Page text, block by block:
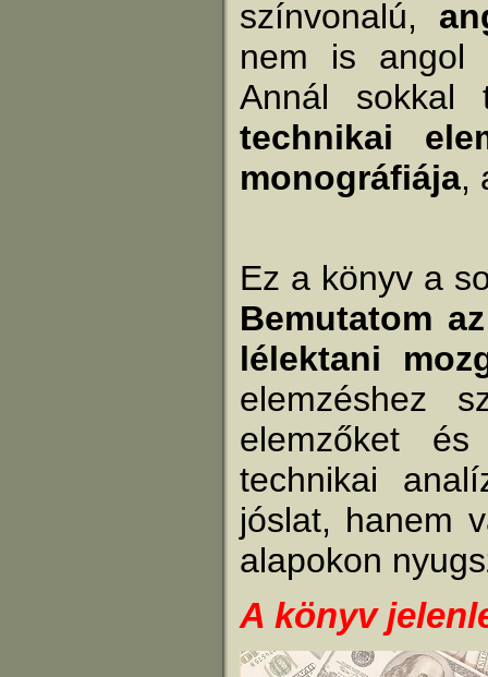
színvonalú,
nem is angol
Annál
technikai
monográfiája,
Ez a könyv a
Bemutatom
lélektani
elemzéshez
elemzőket
technikai
jóslat, hanem
alapokon
A könyv